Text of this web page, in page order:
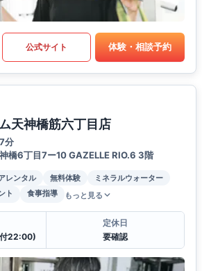
公式サイト 体験・相談予約
天神橋筋六丁目店
分
橋6丁目7ー10 GAZELLE RIO.6 3階
レンタル 無料体験
ミネラルウォーター
ト 食事指導 もっと見る
22:00)
定休日
要確認